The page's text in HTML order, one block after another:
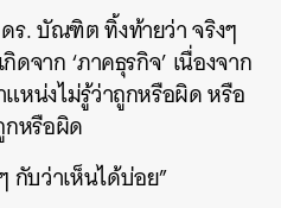
ร. บัณฑิต ทิ้งท้ายว่า จริงๆ
จาก ‘ภาคธุรกิจ’ เนื่องจาก
หน่งไม่รู้ว่าถูกหรือผิด หรือ
กหรือผิด
กับว่าเห็นได้บ่อย”